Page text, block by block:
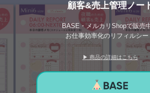
顧客&売上管理ノー
BASE・メルカリShopで販売
お仕事効率化のリフィルシー
▶ 商品の詳細はこちら